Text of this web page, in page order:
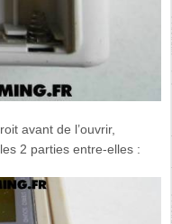
avant de l’ouvrir,
2 parties entre-elles :